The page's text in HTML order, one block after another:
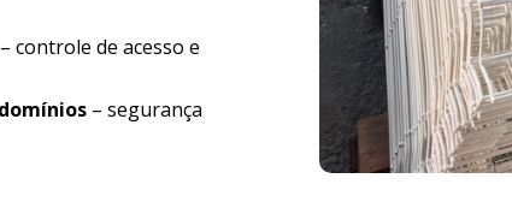
– controle de acesso e
– segurança